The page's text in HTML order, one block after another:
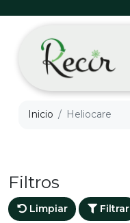
Inicio Heliocare
Filtros
Limpiar Filtrar